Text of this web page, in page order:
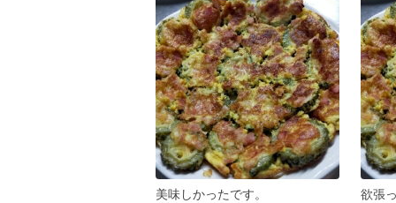
美味しかったです。
欲張